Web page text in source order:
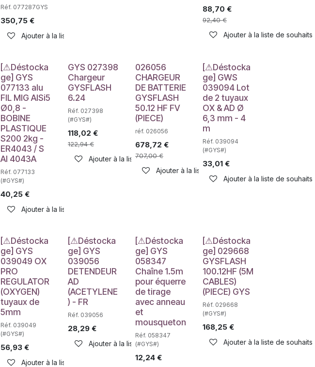
Réf. 077287GYS
350,75 €
Ajouter à la liste de souhaits
88,70 €
92,40€
Ajouter à la liste de souhaits
Déstockage
[⚠Déstocka
ge] GYS
077133 alu
FIL MIG AlSi5
Ø0,8 -
BOBINE
PLASTIQUE
S200 2kg -
ER4043 / S
Al 4043A
Réf. 077133
(#GYS#)
40,25 €
Ajouter à la liste de souhaits
GYS 027398
Chargeur
GYSFLASH
6.24
Réf. 027398
(#GYS#)
118,02 €
122,94€
Ajouter à la liste de souhaits
026056
CHARGEUR
DE BATTERIE
GYSFLASH
50.12 HF FV
(PIECE)
réf. 026056
678,72 €
707,00€
Ajouter à la liste de souhaits
Déstockage
[⚠Déstocka
ge] GWS
039094 Lot
de 2 tuyaux
OX & AD Ø
6,3 mm - 4
m
Réf. 039094
(#GYS#)
33,01€
Ajouter à la liste de souhaits
Déstockage
[⚠Déstocka
ge] GYS
039049 OX
PRO
REGULATOR
(OXYGEN)
tuyaux de
5mm
Réf. 039049
(#GYS#)
56,93 €
Ajouter à la liste de souhaits
Déstockage
[⚠Déstocka
ge] GYS
039056
DETENDEUR
AD
(ACETYLENE
) - FR
Réf. 039056
28,29€
Ajouter à la liste de souhaits
Déstockage
[⚠Déstocka
ge] GYS
058347
Chaîne 1.5m
pour équerre
de tirage
avec anneau
et
mousqueton
Réf. 058347
(#GYS#)
12,24€
Déstockage
[⚠Déstocka
ge] 029668
GYSFLASH
100.12HF (5M
CABLES)
(PIECE) GYS
Réf. 029668
(#GYS#)
168,25€
Ajouter à la liste de souhaits